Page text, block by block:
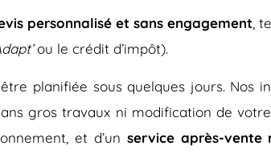
personnalisé et sans engagement ,
ou le crédit d’impôt).
planifiée sous quelques jours. Nos
gros travaux ni modification de
et d’un service après-vente